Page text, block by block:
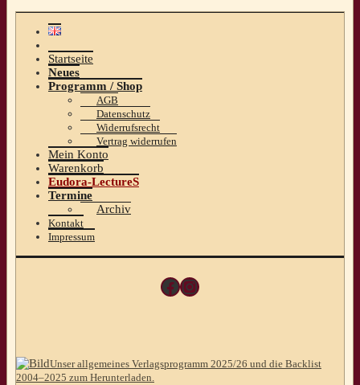
Startseite
Neues
Programm / Shop
AGB
Datenschutz
Widerrufsrecht
Vertrag widerrufen
Mein Konto
Warenkorb
Eudora-LectureS
Termine
Archiv
Kontakt
Impressum
Facebook
Instagram
Unser allgemeines Verlagsprogramm 2025/26 und die Backlist
2004–2025 zum Herunterladen.